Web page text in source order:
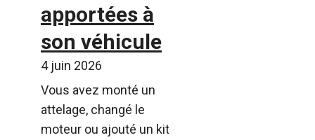
apportées à
son véhicule
4 juin 2026
Vous avez monté un
attelage, changé le
moteur ou ajouté un kit